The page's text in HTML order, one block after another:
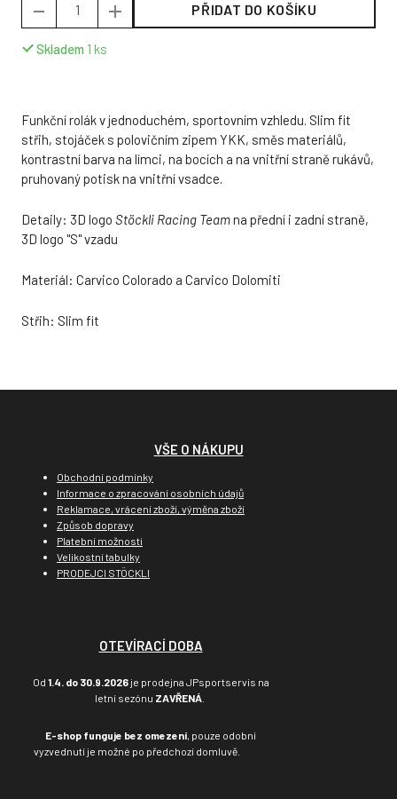
PŘIDAT DO KOŠÍKU
Skladem 1 ks
Funkční rolák v jednoduchém, sportovním vzhledu. Slim fit
střih, stojáček s polovičním zipem YKK, směs materiálů,
kontrastní barva na límci, na bocích a na vnitřní straně rukávů,
pruhovaný potisk na vnitřní vsadce.
Detaily: 3D logo Stöckli Racing Teamna přední i zadní straně,
3D logo "S" vzadu
Materiál: Carvico Colorado a Carvico Dolomiti
Střih: Slim fit
VŠE O NÁKUPU
Obchodní podmínky
Informace o zpracování osobních údajů
Reklamace, vrácení zboží, výměna zboží
Způsob dopravy
Platební možnosti
Velikostní tabulky
PRODEJCI STÖCKLI
OTEVÍRACÍ DOBA
Od 1.4. do 30.9.2026je prodejna JPsportservis na
letní sezónu ZAVŘENÁ
E-shop funguje bez omezení , pouze odobní
vyzvednutí je možné po předchozí domluvě.